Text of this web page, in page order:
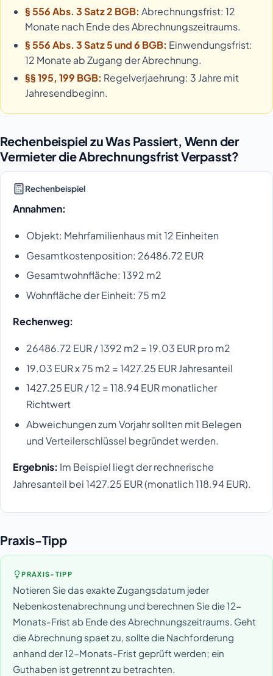
§ 556 Abs. 3 Satz 2 BGB: Abrechnungsfrist: 12
Monate nach Ende des Abrechnungszeitraums.
§ 556 Abs. 3 Satz 5 und 6 BGB: Einwendungsfrist:
12 Monate ab Zugang der Abrechnung.
§§ 195, 199 BGB: Regelverjaehrung: 3 Jahre mit
Jahresendbeginn.
Rechenbeispiel zu Was Passiert, Wenn der
Vermieter die Abrechnungsfrist Verpasst?
Rechenbeispiel
Annahmen:
Objekt: Mehrfamilienhaus mit 12 Einheiten
Gesamtkostenposition: 26486.72 EUR
Gesamtwohnfläche: 1392 m2
Wohnfläche der Einheit: 75 m2
Rechenweg:
26486.72 EUR / 1392 m2 = 19.03 EUR pro m2
19.03 EUR x 75 m2 = 1427.25 EUR Jahresanteil
1427.25 EUR / 12 = 118.94 EUR monatlicher
Richtwert
Abweichungen zum Vorjahr sollten mit Belegen
und Verteilerschlüssel begründet werden.
Ergebnis: Im Beispiel liegt der rechnerische
Jahresanteil bei 1427.25 EUR (monatlich 118.94 EUR).
Praxis-Tipp
PRAXIS-TIPP
Notieren Sie das exakte Zugangsdatum jeder
Nebenkostenabrechnung und berechnen Sie die 12-
Monats-Frist ab Ende des Abrechnungszeitraums. Geht
die Abrechnung spaet zu, sollte die Nachforderung
anhand der 12-Monats-Frist geprüft werden; ein
Guthaben ist getrennt zu betrachten.